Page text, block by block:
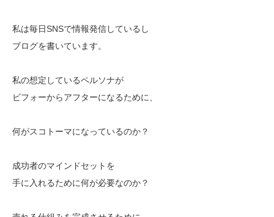
私は毎日SNSで情報発信しているし
ブログを書いています。
私の想定しているペルソナが
ビフォーからアフターになるために、
何がスコトーマになっているのか？
成功者のマインドセットを
手に入れるために何が必要なのか？